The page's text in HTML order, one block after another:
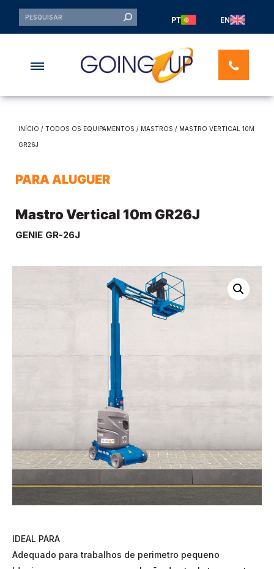
PT EN
INÍCIO / TODOS OS EQUIPAMENTOS / MASTROS / MASTRO VERTICAL 10M
GR26J
PARA ALUGUER
Mastro Vertical 10m GR26J
GENIE GR-26J
IDEAL PARA
Adequado para trabalhos de perimetro pequeno